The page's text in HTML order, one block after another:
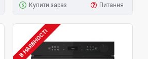
Купити зараз Питання
В НАЯВНОСТІ